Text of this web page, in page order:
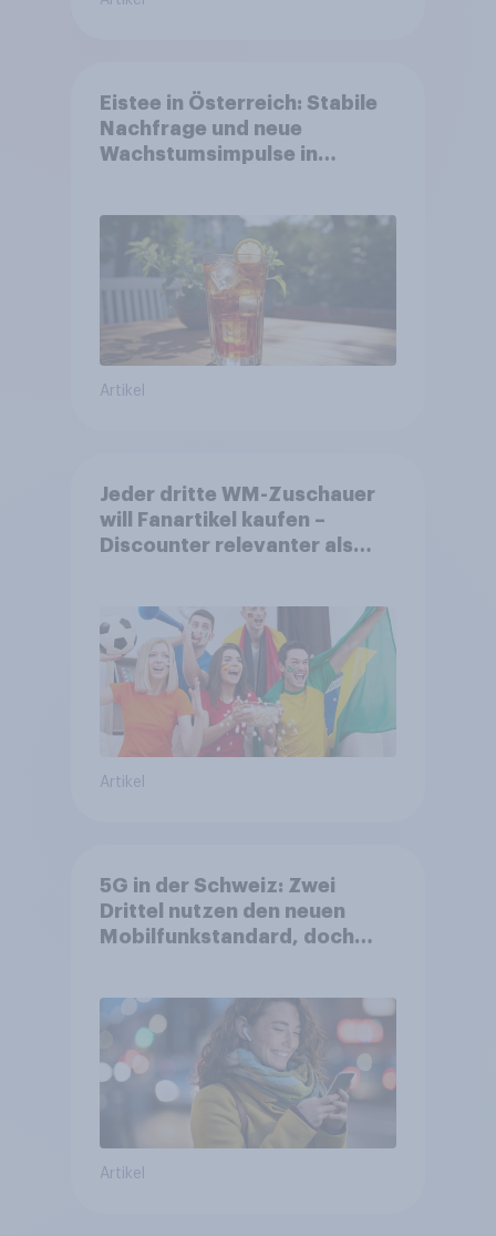
Eistee in Österreich: Stabile
Nachfrage und neue
Wachstumsimpulse in
Artikel
Jeder dritte WM-Zuschauer
will Fanartikel kaufen –
Discounter relevanter als
Artikel
5G in der Schweiz: Zwei
Drittel nutzen den neuen
Mobilfunkstandard, doch
Artikel